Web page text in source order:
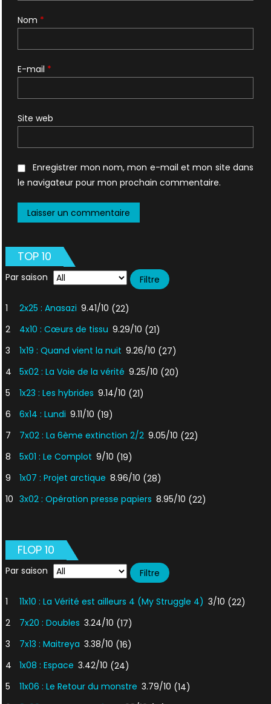
Nom *
E-mail *
Site web
Enregistrer mon nom, mon e-mail et mon site dans
le navigateur pour mon prochain commentaire.
TOP 10
Par saison
1 2x25 : Anasazi 9.41/10 (22)
2
4x10 : Cœurs de tissu 9.29/10 (21)
3
1x19 : Quand vient la nuit 9.26/10 (27)
4
5x02 : La Voie de la vérité 9.25/10 (20)
5
1x23 : Les hybrides 9.14/10 (21)
6
6x14 : Lundi 9.11/10 (19)
7
7x02 : La 6ème extinction 2/2 9.05/10 (22)
8
5x01 : Le Complot 9/10 (19)
9
1x07 : Projet arctique 8.96/10 (28)
10 3x02 : Opération presse papiers 8.95/10 (22)
FLOP 10
Par saison
1 11x10 : La Vérité est ailleurs 4 (My Struggle 4) 3/10 (22)
2
7x20 : Doubles 3.24/10 (17)
3
7x13 : Maitreya 3.38/10 (16)
4
1x08 : Espace 3.42/10 (24)
5
11x06 : Le Retour du monstre 3.79/10 (14)